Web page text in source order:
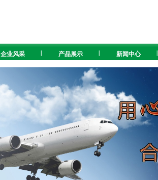
企业风采 产品展示 新闻中心